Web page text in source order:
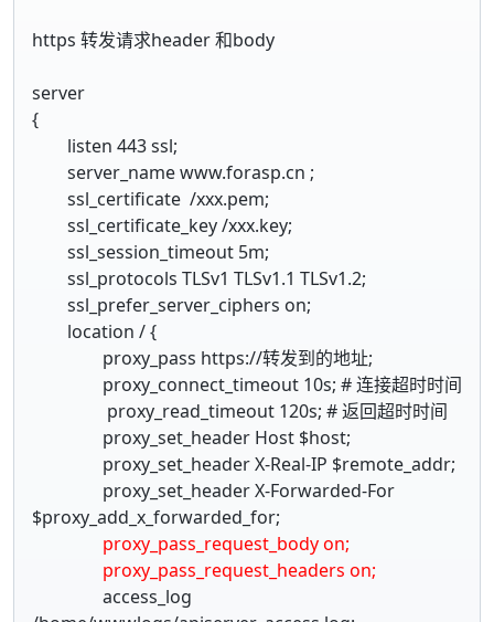
https 转发请求header 和body
server
{
listen 443 ssl;
server_name www.forasp.cn ;
ssl_certificate /xxx.pem;
ssl_certificate_key /xxx.key;
ssl_session_timeout 5m;
ssl_protocols TLSv1 TLSv1.1 TLSv1.2;
ssl_prefer_server_ciphers on;
location / {
proxy_pass https://转发到的地址;
proxy_connect_timeout 10s; # 连接超时时间
proxy_read_timeout 120s; # 返回超时时间
proxy_set_header Host $host;
proxy_set_header X-Real-IP $remote_addr;
proxy_set_header X-Forwarded-For
$proxy_add_x_forwarded_for;
proxy_pass_request_body on;
proxy_pass_request_headers on;
access_log